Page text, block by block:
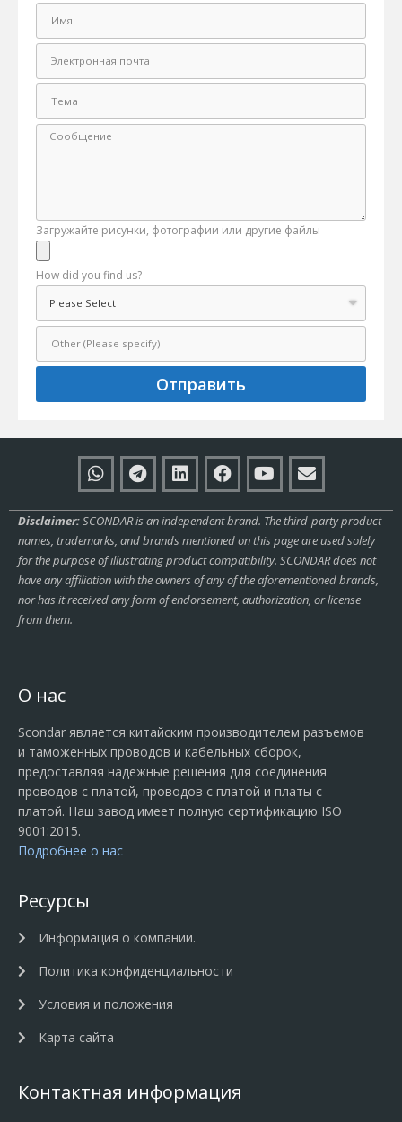
Загружайте рисунки, фотографии или другие файлы
How did you find us?
Отправить
Disclaimer:SCONDAR is an independent brand. The third-party product
names, trademarks, and brands mentioned on this page are used solely
for the purpose of illustrating product compatibility. SCONDAR does not
have any affiliation with the owners of any of the aforementioned brands,
nor has it received any form of endorsement, authorization, or license
from them.
О нас
Scondar является китайским производителем разъемов
и таможенных проводов и кабельных сборок,
предоставляя надежные решения для соединения
проводов с платой, проводов с платой и платы с
платой. Наш завод имеет полную сертификацию ISO
9001:2015.
Подробнее о нас
Ресурсы
Информация о компании.
Политика конфиденциальности
Условия и положения
Карта сайта
Контактная информация